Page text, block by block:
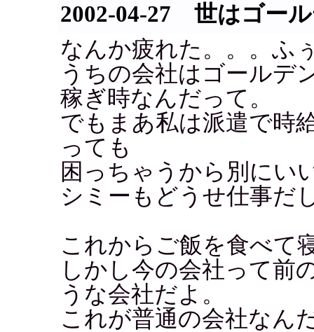
2002-04-27 世はゴー
なんか疲れた。。。ふ
うちの会社はゴールデ
稼ぎ時なんだって。
でもまあ私は派遣で時
っても
困っちゃうから別にい
シミーもどうせ仕事だ
これからご飯を食べて
しかし今の会社って前
うな会社だよ。
これが普通の会社なん